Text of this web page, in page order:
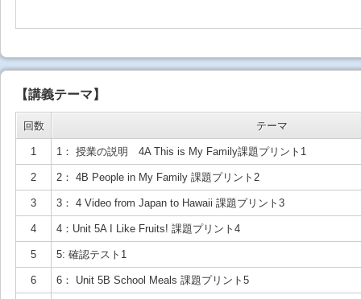
【講義テーマ】
回数 テーマ
1 1： 授業の説明 4A This is My Family課題プリント1
2 2： 4B People in My Family 課題プリント2
3 3： 4 Video from Japan to Hawaii 課題プリント3
4 4：Unit 5A I Like Fruits! 課題プリント4
5 5: 確認テスト1
6 6： Unit 5B School Meals 課題プリント5